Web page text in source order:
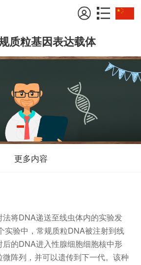
质粒基因表达载体
更多内容
将DNA递送至线虫体内的实验发
实验中，常规质粒DNA被注射到线
的DNA进入性腺细胞细胞核中形
阵列，并可以遗传到下一代。该种